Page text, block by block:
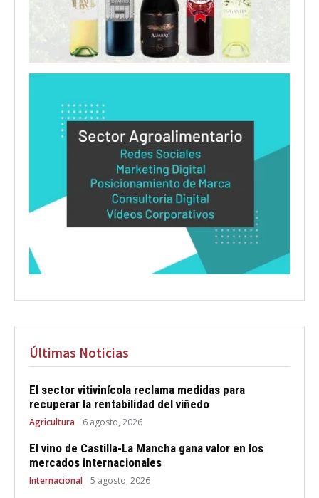
Últimas Noticias
El sector vitivinícola reclama medidas para
recuperar la rentabilidad del viñedo
Agricultura 6 agosto, 2026
El vino de Castilla-La Mancha gana valor en los
mercados internacionales
Internacional 5 agosto, 2026